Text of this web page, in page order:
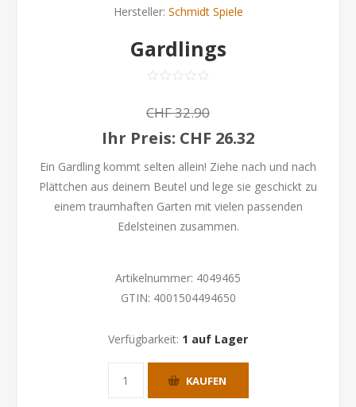
Hersteller: Schmidt Spiele
Gardlings
CHF 32.90
Ihr Preis: CHF 26.32
Ein Gardling kommt selten allein! Ziehe nach und nach
Plättchen aus deinem Beutel und lege sie geschickt zu
einem traumhaften Garten mit vielen passenden
Edelsteinen zusammen.
Artikelnummer: 4049465
GTIN: 4001504494650
Verfügbarkeit: 1 auf Lager
KAUFEN